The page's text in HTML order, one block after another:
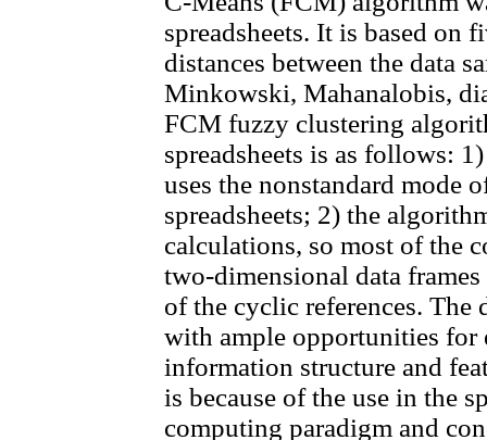
spreadsheets. It is based on
distances between the data
Minkowski, Mahanalobis,
FCM fuzzy clustering
spreadsheets is as follows:
uses the nonstandard mode
spreadsheets; 2) the
calculations, so most of the
two-dimensional data
of the cyclic references. The
with ample opportunities
information structure and
is because of the use in the
computing paradigm and